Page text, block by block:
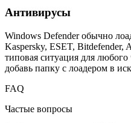
Антивирусы
Windows Defender обычно
Kaspersky, ESET,
типовая ситуация для
добавь папку с лоадером в
FAQ
Частые вопросы